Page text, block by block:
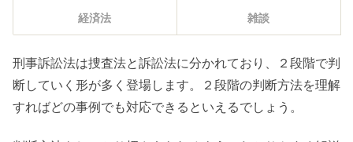
経済法 雑談
刑事訴訟法は捜査法と訴訟法に分かれており、２段階で判
断していく形が多く登場します。２段階の判断方法を理解
すればどの事例でも対応できるといえるでしょう。